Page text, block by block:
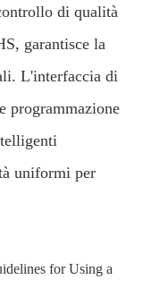
di qualità
garantisce la
L'interfaccia di
programmazione
uniformi per